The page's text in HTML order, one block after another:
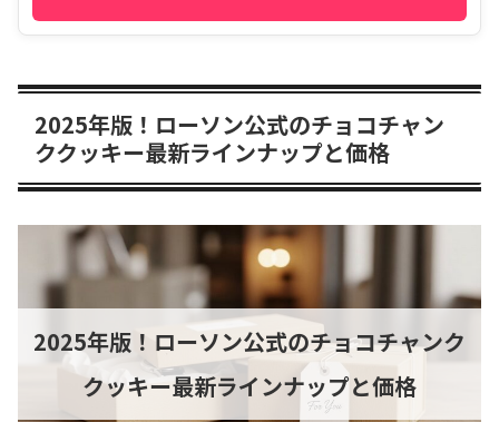
2025年版！ローソン公式のチョコチャン
ククッキー最新ラインナップと価格
2025年版！ローソン公式のチョコチャンク
クッキー最新ラインナップと価格